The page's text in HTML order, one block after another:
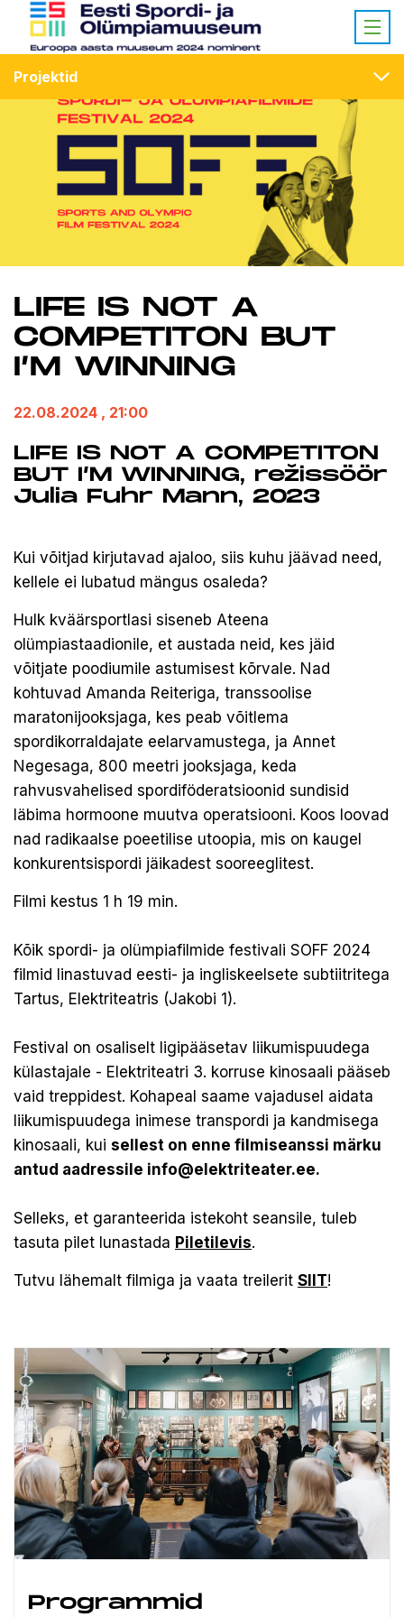
Projektid
LIFE IS NOT A
COMPETITON BUT
I’M WINNING
22.08.2024 , 21:00
LIFE IS NOT A COMPETITON
BUT I’M WINNING, režissöör
Julia Fuhr Mann, 2023
Kui võitjad kirjutavad ajaloo, siis kuhu jäävad need,
kellele ei lubatud mängus osaleda?
Hulk kväärsportlasi siseneb Ateena
olümpiastaadionile, et austada neid, kes jäid
võitjate poodiumile astumisest kõrvale. Nad
kohtuvad Amanda Reiteriga, transsoolise
maratonijooksjaga, kes peab võitlema
spordikorraldajate eelarvamustega, ja Annet
Negesaga, 800 meetri jooksjaga, keda
rahvusvahelised spordiföderatsioonid sundisid
läbima hormoone muutva operatsiooni. Koos loovad
nad radikaalse poeetilise utoopia, mis on kaugel
konkurentsispordi jäikadest sooreeglitest.
Filmi kestus 1 h 19 min.
Kõik spordi- ja olümpiafilmide festivali SOFF 2024
filmid linastuvad eesti- ja ingliskeelsete subtiitritega
Tartus, Elektriteatris (Jakobi 1).
Festival on osaliselt ligipääsetav liikumispuudega
külastajale - Elektriteatri 3. korruse kinosaali pääseb
vaid treppidest. Kohapeal saame vajadusel aidata
liikumispuudega inimese transpordi ja kandmisega
kinosaali, kui sellest on enne filmiseanssi märku
antud aadressile info@elektriteater.ee.
Selleks, et garanteerida istekoht seansile, tuleb
tasuta pilet lunastada Piletilevis.
Tutvu lähemalt filmiga ja vaata treilerit SIIT!
Programmid